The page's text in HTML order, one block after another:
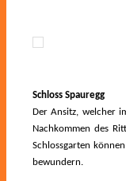
Schloss Spauregg
Der Ansitz, welcher
Nachkommen des
Schlossgarten
bewundern.